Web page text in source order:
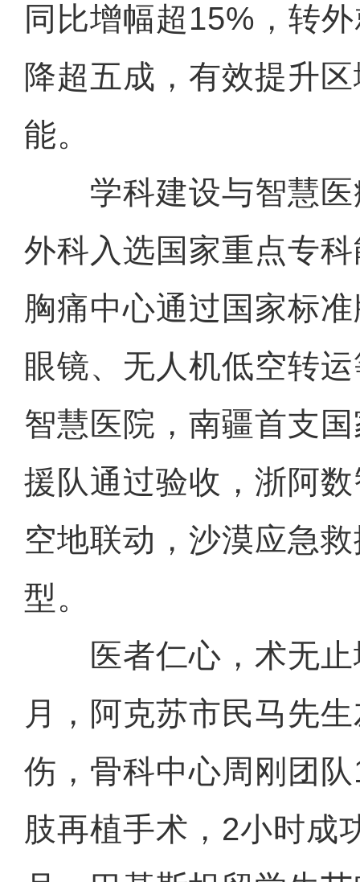
同比增幅超15%，转
降超五成，有效提升
能。
学科建设与智慧医
外科入选国家重点专
胸痛中心通过国家标
眼镜、无人机低空转运
智慧医院，南疆首支
援队通过验收，浙阿
空地联动，沙漠应急
型。
医者仁心，术无止
月，阿克苏市民马先
伤，骨科中心周刚团
肢再植手术，2小时成